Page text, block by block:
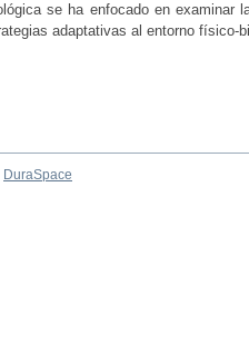
se ha enfocado en examinar
adaptativas al entorno físico-
DuraSpace